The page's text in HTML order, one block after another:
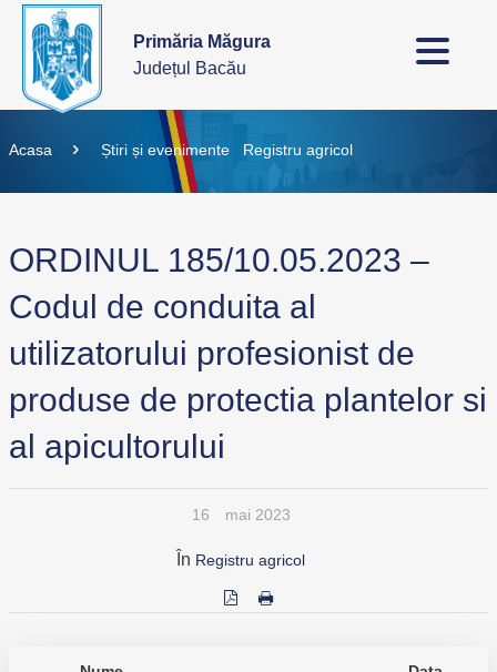
Primăria Măgura
Județul Bacău
Acasa Știri și evenimente Registru agricol
ORDINUL 185/10.05.2023 –
Codul de conduita al
utilizatorului profesionist de
produse de protectia plantelor si
al apicultorului
16 mai 2023
În Registru agricol